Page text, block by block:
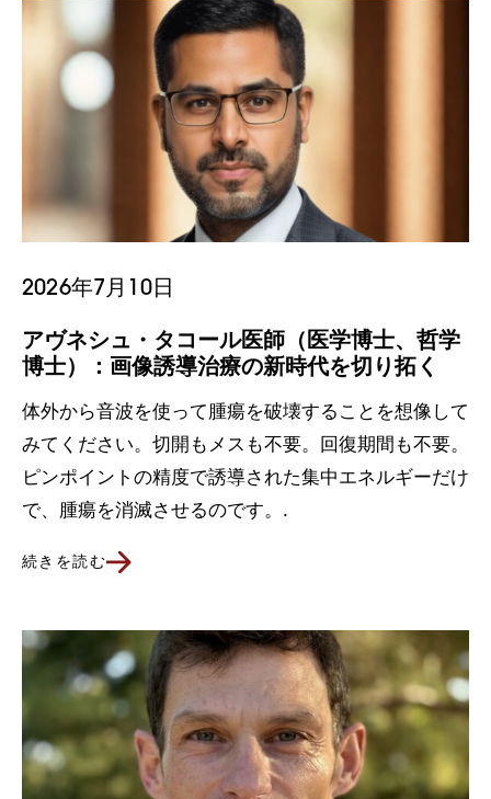
2026年7月10日
アヴネシュ・タコール医師（医学博士、哲学
博士）：画像誘導治療の新時代を切り拓く
体外から音波を使って腫瘍を破壊することを想像して
みてください。切開もメスも不要。回復期間も不要。
ピンポイントの精度で誘導された集中エネルギーだけ
で、腫瘍を消滅させるのです。.
続きを読む